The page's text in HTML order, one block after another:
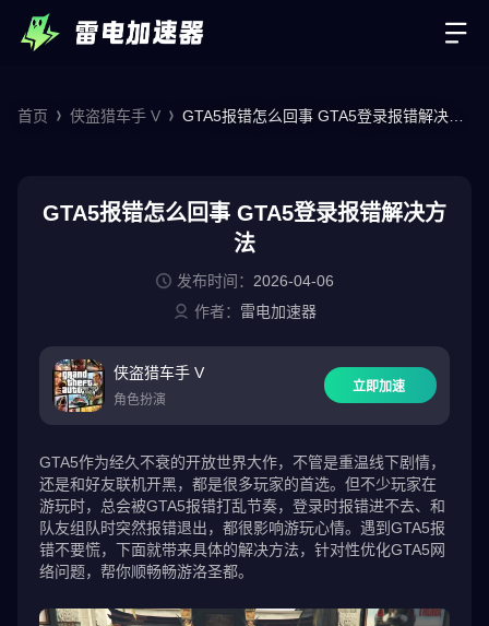
首页 侠盗猎车手 V
GTA5报错怎么回事 GTA5登录报错解决方
GTA5报错怎么回事 GTA5登录报错解决方
法
发布时间： 2026-04-06
作者： 雷电加速器
侠盗猎车手 V
角色扮演
立即加速
GTA5作为经久不衰的开放世界大作，不管是重温线下剧情，
还是和好友联机开黑，都是很多玩家的首选。但不少玩家在
游玩时，总会被GTA5报错打乱节奏，登录时报错进不去、和
队友组队时突然报错退出，都很影响游玩心情。遇到GTA5报
错不要慌，下面就带来具体的解决方法，针对性优化GTA5网
络问题，帮你顺畅畅游洛圣都。